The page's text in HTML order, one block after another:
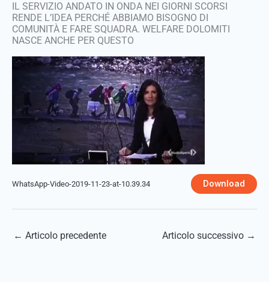
IL SERVIZIO ANDATO IN ONDA NEI GIORNI SCORSI
RENDE L’IDEA PERCHÉ ABBIAMO BISOGNO DI
COMUNITÀ E FARE SQUADRA. WELFARE DOLOMITI
NASCE ANCHE PER QUESTO
WhatsApp-Video-2019-11-23-at-10.39.34 Download
← Articolo precedente Articolo successivo →